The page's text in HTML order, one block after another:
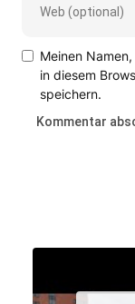
Meinen
in diesem
speichern.